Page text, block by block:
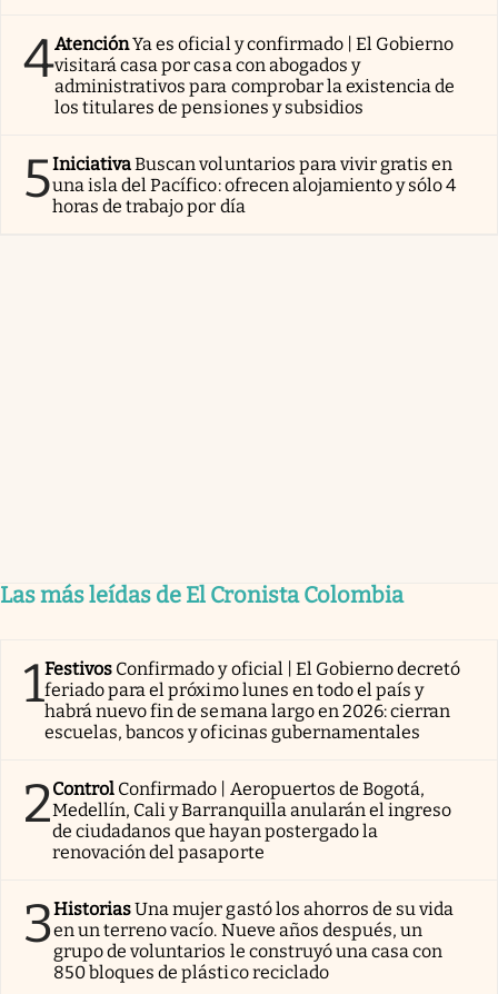
4AtenciónYa es oficial y confirmado | El Gobierno
visitará casa por casa con abogados y
administrativos para comprobar la existencia de
los titulares de pensiones y subsidios
5IniciativaBuscan voluntarios para vivir gratis en
una isla del Pacífico: ofrecen alojamiento y sólo 4
horas de trabajo por día
Las más leídas de El Cronista Colombia
1Festivos Confirmado y oficial | El Gobierno decretó
feriado para el próximo lunes en todo el país y
habrá nuevo fin de semana largo en 2026: cierran
escuelas, bancos y oficinas gubernamentales
2Control Confirmado | Aeropuertos de Bogotá,
Medellín, Cali y Barranquilla anularán el ingreso
de ciudadanos que hayan postergado la
renovación del pasaporte
3HistoriasUna mujer gastó los ahorros de su vida
en un terreno vacío. Nueve años después, un
grupo de voluntarios le construyó una casa con
850 bloques de plástico reciclado